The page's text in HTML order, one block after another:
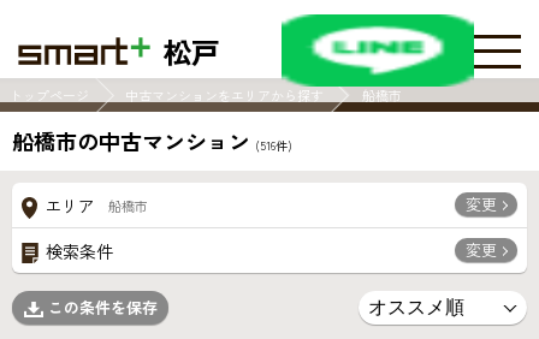
松戸
トップページ 中古マンションをエリアから探す 船橋市
船橋市の中古マンション (516件)
エリア 船橋市 変更
検索条件 変更
この条件を保存